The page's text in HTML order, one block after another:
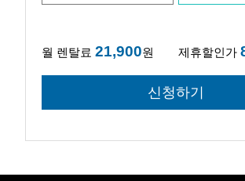
월 렌탈료 21,900원 제휴할인가